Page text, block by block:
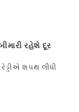
રહેશે દૂર